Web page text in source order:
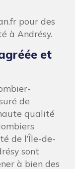
pour des
à Andrésy.
et
de
qualité
de l’Île-de-
sont
à bien des